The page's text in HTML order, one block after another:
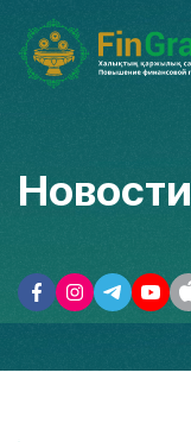
Новости